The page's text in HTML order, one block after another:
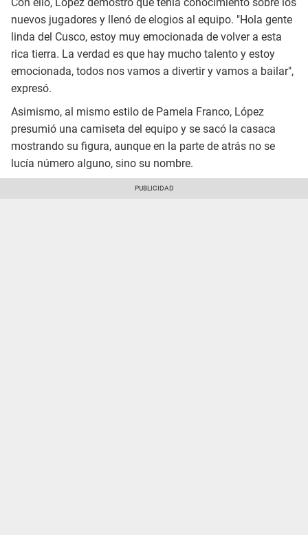
nuevos jugadores y llenó de elogios al equipo. "Hola gente
linda del Cusco, estoy muy emocionada de volver a esta
rica tierra. La verdad es que hay mucho talento y estoy
emocionada, todos nos vamos a divertir y vamos a bailar",
expresó.
Asimismo, al mismo estilo de Pamela Franco, López
presumió una camiseta del equipo y se sacó la casaca
mostrando su figura, aunque en la parte de atrás no se
lucía número alguno, sino su nombre.